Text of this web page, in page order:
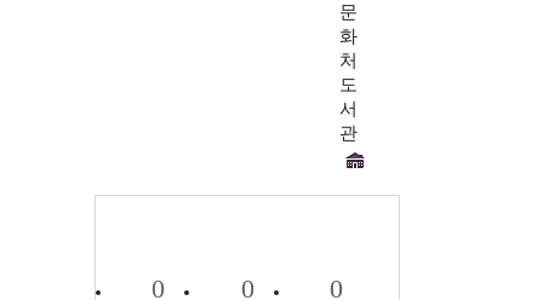
문
화
처
도
서
관
0 0 0